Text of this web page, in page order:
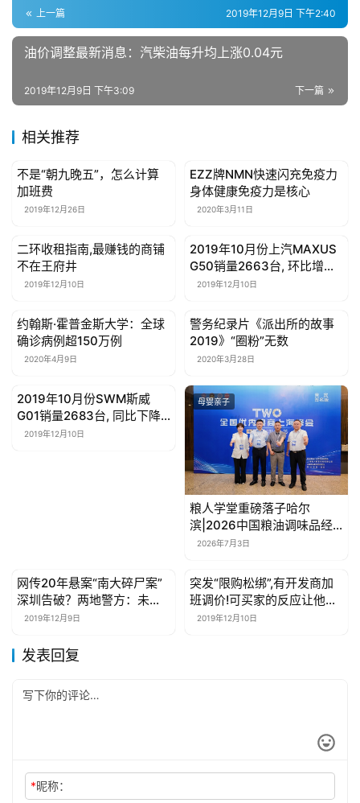
上一篇 2019年12月9日 下午2:40
油价调整最新消息：汽柴油每升均上涨0.04元
下一篇
2019年12月9日 下午3:09
相关推荐
母婴亲子
不是“朝九晚五”，怎么计算
加班费
2019年12月26日
母婴亲子
EZZ牌NMN快速闪充免疫力
身体健康免疫力是核心
2020年3月11日
母婴亲子
二环收租指南,最赚钱的商铺
不在王府井
2019年12月10日
母婴亲子
2019年10月份上汽MAXUS
G50销量2663台, 环比增长
4.72%
2019年12月10日
母婴亲子
约翰斯·霍普金斯大学：全球
确诊病例超150万例
2020年4月9日
母婴亲子
警务纪录片《派出所的故事
2019》“圈粉”无数
2020年3月28日
母婴亲子
2019年10月份SWM斯威
G01销量2683台, 同比下降
33.26%
2019年12月10日
母婴亲子
粮人学堂重磅落子哈尔
滨|2026中国粮油调味品经
销商峰会，全赛道共探盈利
2026年7月3日
母婴亲子
网传20年悬案“南大碎尸案”
深圳告破？两地警方：未有
相关警情
2019年12月9日
母婴亲子
突发“限购松绑”,有开发商加
班调价!可买家的反应让他们
尴尬…
2019年12月10日
发表回复
*昵称：